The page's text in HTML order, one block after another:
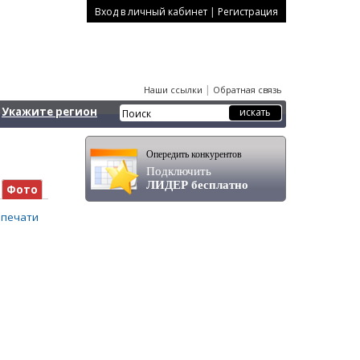
Вход в личный кабинет | Регистрация
Наши ссылки | Обратная связь
Укажите регион
Фото
Опередить конкурентов
Подключить
ЛИДЕР бесплатно